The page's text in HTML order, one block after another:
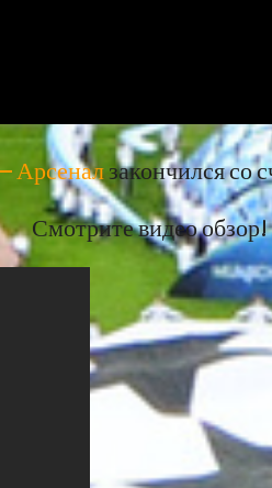
Арсеналзакончился со
Смотрите видео обзор!